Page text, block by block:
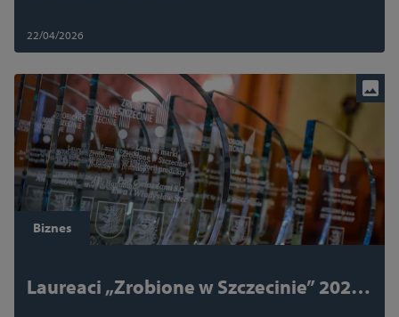
22/04/2026
Biznes
Laureaci „Zrobione w Szczecinie” 2025